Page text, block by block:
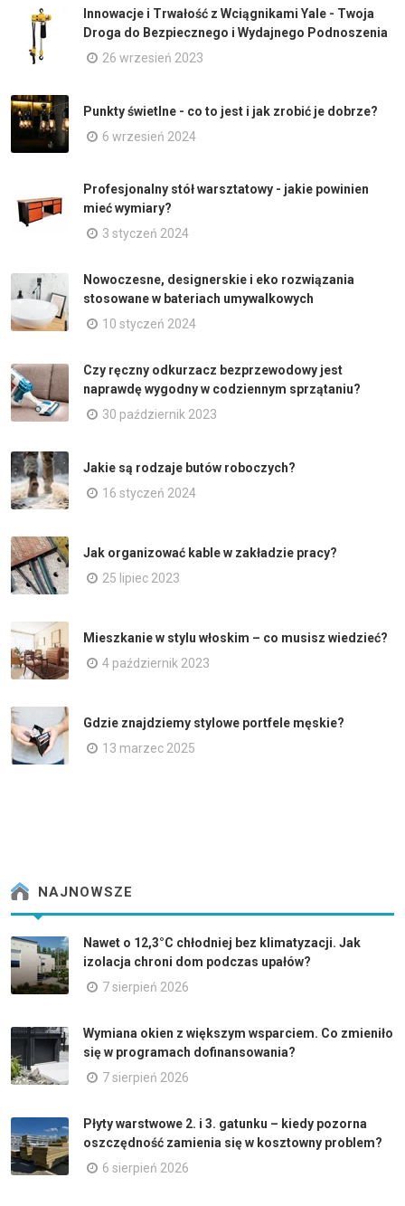
Innowacje i Trwałość z Wciągnikami Yale - Twoja
Droga do Bezpiecznego i Wydajnego Podnoszenia
26 wrzesień 2023
Punkty świetlne - co to jest i jak zrobić je dobrze?
6 wrzesień 2024
Profesjonalny stół warsztatowy - jakie powinien
mieć wymiary?
3 styczeń 2024
Nowoczesne, designerskie i eko rozwiązania
stosowane w bateriach umywalkowych
10 styczeń 2024
Czy ręczny odkurzacz bezprzewodowy jest
naprawdę wygodny w codziennym sprzątaniu?
30 październik 2023
Jakie są rodzaje butów roboczych?
16 styczeń 2024
Jak organizować kable w zakładzie pracy?
25 lipiec 2023
Mieszkanie w stylu włoskim – co musisz wiedzieć?
4 październik 2023
Gdzie znajdziemy stylowe portfele męskie?
13 marzec 2025
NAJNOWSZE
Nawet o 12,3°C chłodniej bez klimatyzacji. Jak
izolacja chroni dom podczas upałów?
7 sierpień 2026
Wymiana okien z większym wsparciem. Co zmieniło
się w programach dofinansowania?
7 sierpień 2026
Płyty warstwowe 2. i 3. gatunku – kiedy pozorna
oszczędność zamienia się w kosztowny problem?
6 sierpień 2026